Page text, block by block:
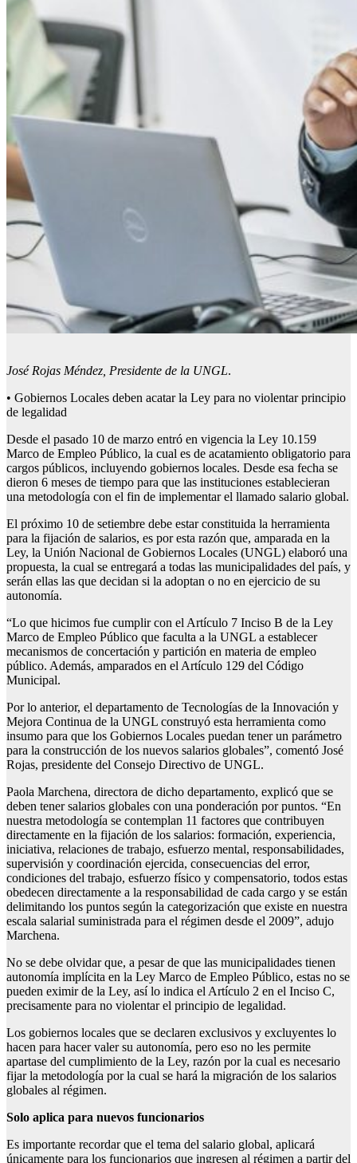
José Rojas Méndez, Presidente de la UNGL.
• Gobiernos Locales deben acatar la Ley para no violentar principio
de legalidad
Desde el pasado 10 de marzo entró en vigencia la Ley 10.159
Marco de Empleo Público, la cual es de acatamiento obligatorio para
cargos públicos, incluyendo gobiernos locales. Desde esa fecha se
dieron 6 meses de tiempo para que las instituciones establecieran
una metodología con el fin de implementar el llamado salario global.
El próximo 10 de setiembre debe estar constituida la herramienta
para la fijación de salarios, es por esta razón que, amparada en la
Ley, la Unión Nacional de Gobiernos Locales (UNGL) elaboró una
propuesta, la cual se entregará a todas las municipalidades del país, y
serán ellas las que decidan si la adoptan o no en ejercicio de su
autonomía.
“Lo que hicimos fue cumplir con el Artículo 7 Inciso B de la Ley
Marco de Empleo Público que faculta a la UNGL a establecer
mecanismos de concertación y partición en materia de empleo
público. Además, amparados en el Artículo 129 del Código
Municipal.
Por lo anterior, el departamento de Tecnologías de la Innovación y
Mejora Continua de la UNGL construyó esta herramienta como
insumo para que los Gobiernos Locales puedan tener un parámetro
para la construcción de los nuevos salarios globales”, comentó José
Rojas, presidente del Consejo Directivo de UNGL.
Paola Marchena, directora de dicho departamento, explicó que se
deben tener salarios globales con una ponderación por puntos. “En
nuestra metodología se contemplan 11 factores que contribuyen
directamente en la fijación de los salarios: formación, experiencia,
iniciativa, relaciones de trabajo, esfuerzo mental, responsabilidades,
supervisión y coordinación ejercida, consecuencias del error,
condiciones del trabajo, esfuerzo físico y compensatorio, todos estas
obedecen directamente a la responsabilidad de cada cargo y se están
delimitando los puntos según la categorización que existe en nuestra
escala salarial suministrada para el régimen desde el 2009”, adujo
Marchena.
No se debe olvidar que, a pesar de que las municipalidades tienen
autonomía implícita en la Ley Marco de Empleo Público, estas no se
pueden eximir de la Ley, así lo indica el Artículo 2 en el Inciso C,
precisamente para no violentar el principio de legalidad.
Los gobiernos locales que se declaren exclusivos y excluyentes lo
hacen para hacer valer su autonomía, pero eso no les permite
apartase del cumplimiento de la Ley, razón por la cual es necesario
fijar la metodología por la cual se hará la migración de los salarios
globales al régimen.
Solo aplica para nuevos funcionarios
Es importante recordar que el tema del salario global, aplicará
únicamente para los funcionarios que ingresen al régimen a partir del